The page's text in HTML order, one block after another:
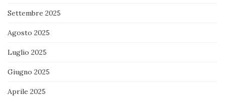
Settembre 2025
Agosto 2025
Luglio 2025
Giugno 2025
Aprile 2025